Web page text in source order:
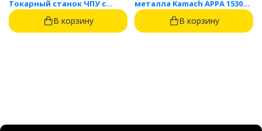
Токарный станок ЧПУ с
горизонтальной станиной
В корзину
металла Kamach APPA 1530
(3000 Вт)
В корзину